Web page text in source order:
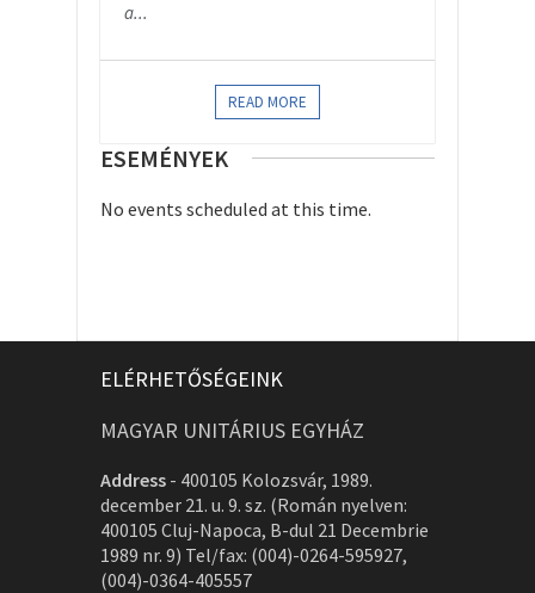
a...
READ MORE
ESEMÉNYEK
No events scheduled at this time.
ELÉRHETŐSÉGEINK
MAGYAR UNITÁRIUS EGYHÁZ
Address - 400105 Kolozsvár, 1989.
december 21. u. 9. sz. (Román nyelven:
400105 Cluj-Napoca, B-dul 21 Decembrie
1989 nr. 9) Tel/fax: (004)-0264-595927,
(004)-0364-405557